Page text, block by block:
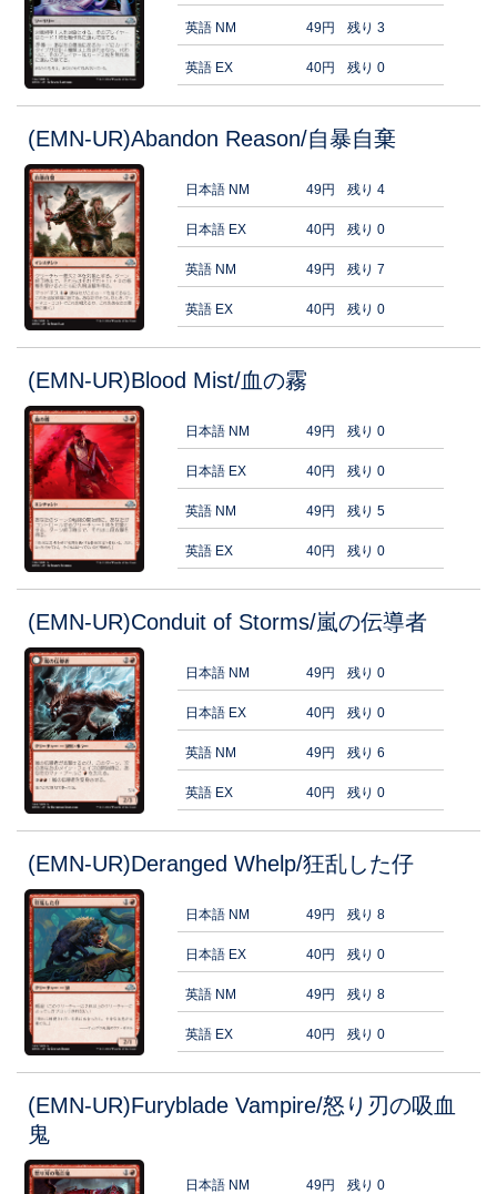
英語 NM 49円 残り 3
英語 EX 40円 残り 0
(EMN-UR)Abandon Reason/自暴自棄
日本語 NM 49円 残り 4
日本語 EX 40円 残り 0
英語 NM 49円 残り 7
英語 EX 40円 残り 0
(EMN-UR)Blood Mist/血の霧
日本語 NM 49円 残り 0
日本語 EX 40円 残り 0
英語 NM 49円 残り 5
英語 EX 40円 残り 0
(EMN-UR)Conduit of Storms/嵐の伝導者
日本語 NM 49円 残り 0
日本語 EX 40円 残り 0
英語 NM 49円 残り 6
英語 EX 40円 残り 0
(EMN-UR)Deranged Whelp/狂乱した仔
日本語 NM 49円 残り 8
日本語 EX 40円 残り 0
英語 NM 49円 残り 8
英語 EX 40円 残り 0
(EMN-UR)Furyblade Vampire/怒り刃の吸血
鬼
日本語 NM 49円 残り 0